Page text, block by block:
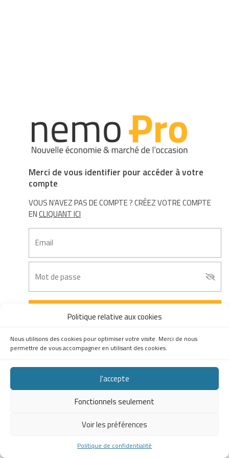
Politique relative aux cookies
Nous utilisons des cookies pour optimiser votre visite. Merci de nous
permettre de vous accompagner en utilisant des cookies.
J'accepte
Fonctionnels seulement
Voir les préférences
Politique de confidentialité
Merci de vous identifier pour accéder à votre
compte
VOUS N’AVEZ PAS DE COMPTE ? CRÉEZ VOTRE COMPTE
ENCLIQUANT ICI
Accéder à mon compte
Mot de passe oublié